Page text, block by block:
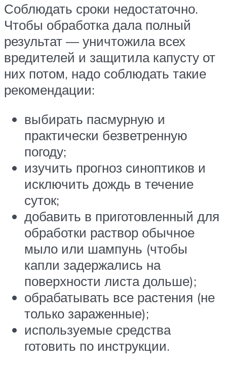
Соблюдать сроки недостаточно.
Чтобы обработка дала полный
результат — уничтожила всех
вредителей и защитила капусту от
них потом, надо соблюдать такие
рекомендации:
выбирать пасмурную и
практически безветренную
погоду;
изучить прогноз синоптиков и
исключить дождь в течение
суток;
добавить в приготовленный для
обработки раствор обычное
мыло или шампунь (чтобы
капли задержались на
поверхности листа дольше);
обрабатывать все растения (не
только зараженные);
используемые средства
готовить по инструкции.